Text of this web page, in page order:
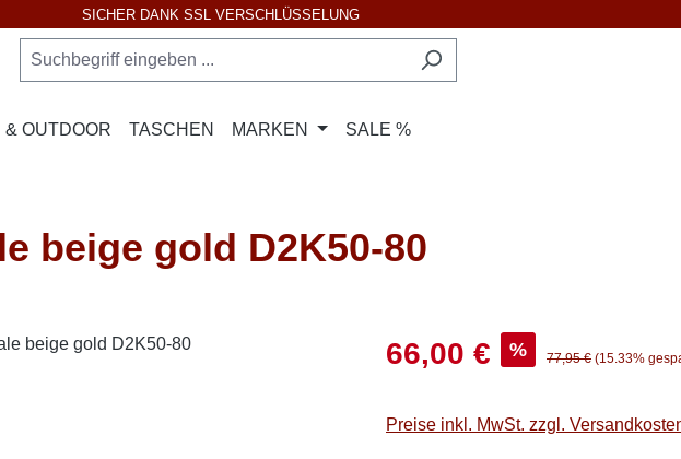
SICHER DANK SSL VERSCHLÜSSELUNG
OUTDOOR TASCHEN MARKEN SALE %
beige gold D2K50-80
Verkaufspreis:
66,00 € % Regulärer Preis:
77,95 € (15.33%
Preise inkl. MwSt. zzgl.